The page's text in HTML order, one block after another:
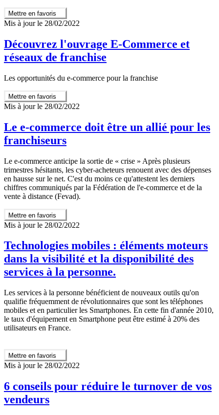
Mettre en favoris
Mis à jour le 28/02/2022
Découvrez l'ouvrage E-Commerce et
réseaux de franchise
Les opportunités du e-commerce pour la franchise
Mettre en favoris
Mis à jour le 28/02/2022
Le e-commerce doit être un allié pour les
franchiseurs
Le e-commerce anticipe la sortie de « crise » Après plusieurs
trimestres hésitants, les cyber-acheteurs renouent avec des dépenses
en hausse sur le net. C'est du moins ce qu'attestent les derniers
chiffres communiqués par la Fédération de l'e-commerce et de la
vente à distance (Fevad).
Mettre en favoris
Mis à jour le 28/02/2022
Technologies mobiles : éléments moteurs
dans la visibilité et la disponibilité des
services à la personne.
Les services à la personne bénéficient de nouveaux outils qu'on
qualifie fréquemment de révolutionnaires que sont les téléphones
mobiles et en particulier les Smartphones. En cette fin d'année 2010,
le taux d'équipement en Smartphone peut être estimé à 20% des
utilisateurs en France.
Mettre en favoris
Mis à jour le 28/02/2022
6 conseils pour réduire le turnover de vos
vendeurs